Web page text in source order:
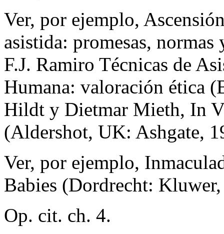
Ver, por ejemplo,
asistida: promesas,
F.J. Ramiro Técnicas de
Humana: valoración ética
Hildt y Dietmar Mieth, In
(Aldershot, UK: Ashgate,
Ver, por ejemplo,
Babies (Dordrecht:
Op. cit. ch. 4.